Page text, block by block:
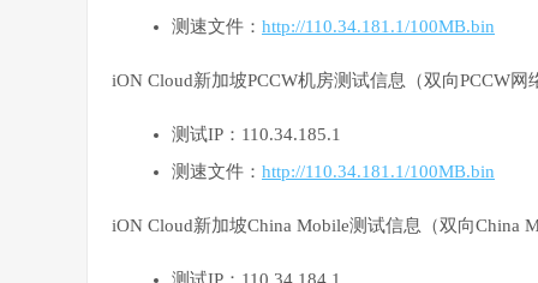
测速文件： http://110.34.181.1/100MB.bin
iON Cloud新加坡PCCW机房测试信息（双向PCCW网
测试IP：110.34.185.1
测速文件： http://110.34.181.1/100MB.bin
iON Cloud新加坡China Mobile测试信息（双向China
测试IP：110.34.184.1